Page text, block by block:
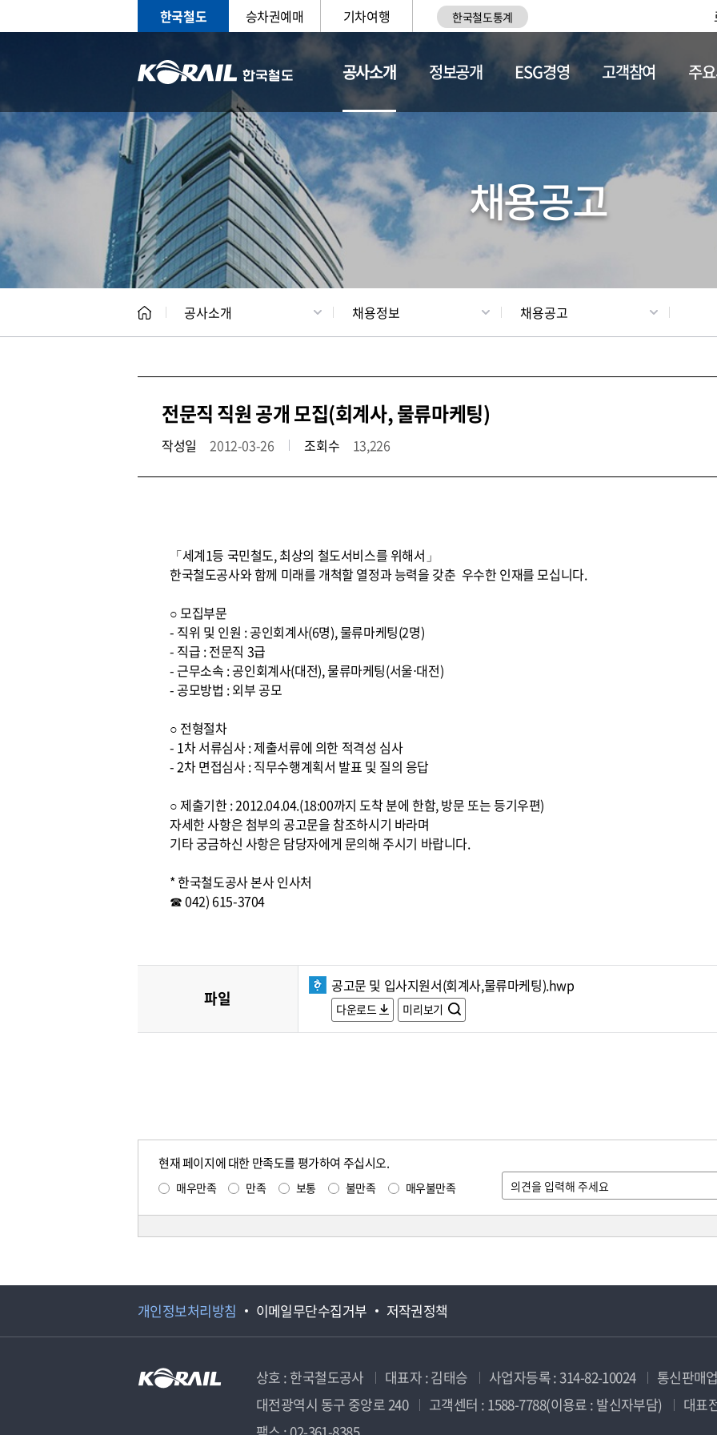
한국철도 승차권예매 기차여행 한국철도통계
공사소개
CEO 일반현황 채용정보
정보공개 ESG경영 고객참여 주
채용공고
공사소개 채용정보 채용공고
전문직 직원 공개 모집(회계사, 물류마케팅)
작성일 2012-03-26 조회수 13,226
「세계1등 국민철도, 최상의 철도서비스를 위해서」
한국철도공사와 함께 미래를 개척할 열정과 능력을 갖춘 우수한 인재를 모십니다.
○ 모집부문
- 직위 및 인원 : 공인회계사(6명), 물류마케팅(2명)
- 직급 : 전문직 3급
- 근무소속 : 공인회계사(대전), 물류마케팅(서울⋅대전)
- 공모방법 : 외부 공모
○ 전형절차
- 1차 서류심사 : 제출서류에 의한 적격성 심사
- 2차 면접심사 : 직무수행계획서 발표 및 질의 응답
○ 제출기한 : 2012.04.04.(18:00까지 도착 분에 한함, 방문 또는 등기우편)
자세한 사항은 첨부의 공고문을 참조하시기 바라며
기타 궁금하신 사항은 담당자에게 문의해 주시기 바랍니다.
* 한국철도공사 본사 인사처
☎ 042) 615-3704
파일
공고문 및 입사지원서(회계사,물류마케팅).hwp
다운로드 미리보기
현재 페이지에 대한 만족도를 평가하여 주십시오.
매우만족 만족 보통 불만족 매우불만족
개인정보처리방침 이메일무단수집거부 저작권정책
상호 : 한국철도공사 대표자 : 김태승 사업자등록 : 314-82-10024
통신판매
대전광역시 동구 중앙로 240
고객센터 : 1588-7788(이용료 : 발신자부담)
대표